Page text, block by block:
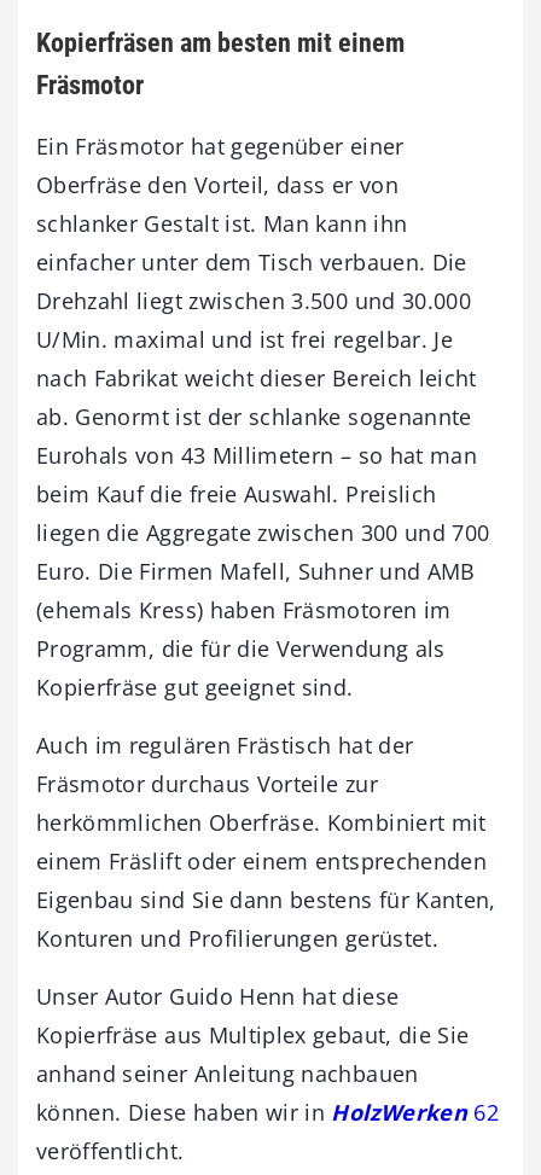
Kopierfräsen am besten mit einem
Fräsmotor
Ein Fräsmotor hat gegenüber einer
Oberfräse den Vorteil, dass er von
schlanker Gestalt ist. Man kann ihn
einfacher unter dem Tisch verbauen. Die
Drehzahl liegt zwischen 3.500 und 30.000
U/Min. maximal und ist frei regelbar. Je
nach Fabrikat weicht dieser Bereich leicht
ab. Genormt ist der schlanke sogenannte
Eurohals von 43 Millimetern – so hat man
beim Kauf die freie Auswahl. Preislich
liegen die Aggregate zwischen 300 und 700
Euro. Die Firmen Mafell, Suhner und AMB
(ehemals Kress) haben Fräsmotoren im
Programm, die für die Verwendung als
Kopierfräse gut geeignet sind.
Auch im regulären Frästisch hat der
Fräsmotor durchaus Vorteile zur
herkömmlichen Oberfräse. Kombiniert mit
einem Fräslift oder einem entsprechenden
Eigenbau sind Sie dann bestens für Kanten,
Konturen und Profilierungen gerüstet.
Unser Autor Guido Henn hat diese
Kopierfräse aus Multiplex gebaut, die Sie
anhand seiner Anleitung nachbauen
können. Diese haben wir in HolzWerken 62
veröffentlicht.